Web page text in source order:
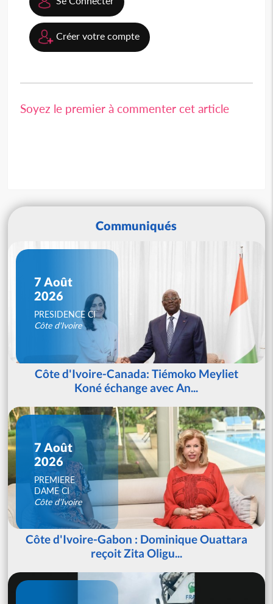
Créer votre compte
Soyez le premier à commenter cet article
Communiqués
7 Août
2026
PRESIDENCE CI
Côte d'Ivoire
Côte d'Ivoire-Canada: Tiémoko Meyliet
Koné échange avec An...
7 Août
2026
PREMIERE
DAME CI
Côte d'Ivoire
Côte d'Ivoire-Gabon : Dominique Ouattara
reçoit Zita Oligu...